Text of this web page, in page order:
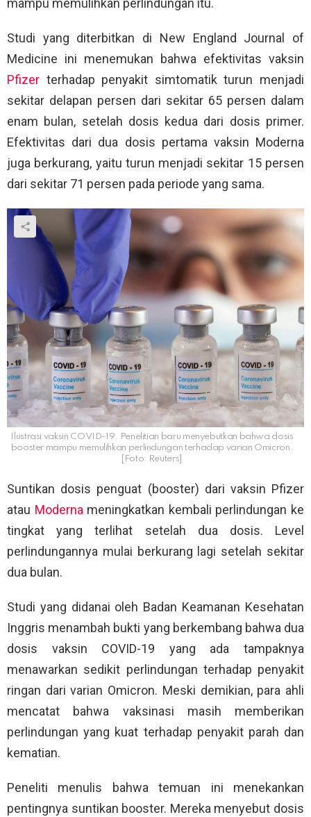
mampu memulihkan perlindungan itu.
Studi yang diterbitkan di New England Journal of
Medicine ini menemukan bahwa efektivitas vaksin
Pfizer terhadap penyakit simtomatik turun menjadi
sekitar delapan persen dari sekitar 65 persen dalam
enam bulan, setelah dosis kedua dari dosis primer.
Efektivitas dari dua dosis pertama vaksin Moderna
juga berkurang, yaitu turun menjadi sekitar 15 persen
dari sekitar 71 persen pada periode yang sama.
Ilustrasi vaksin COVID-19. Penelitian baru menyebutkan bahwa dosis
booster mampu memulihkan perlindungan terhadap varian Omicron.
[Foto: Reuters]
Suntikan dosis penguat (booster) dari vaksin Pfizer
atau Modernameningkatkan kembali perlindungan ke
tingkat yang terlihat setelah dua dosis. Level
perlindungannya mulai berkurang lagi setelah sekitar
dua bulan.
Studi yang didanai oleh Badan Keamanan Kesehatan
Inggris menambah bukti yang berkembang bahwa dua
dosis vaksin COVID-19 yang ada tampaknya
menawarkan sedikit perlindungan terhadap penyakit
ringan dari varian Omicron. Meski demikian, para ahli
mencatat bahwa vaksinasi masih memberikan
perlindungan yang kuat terhadap penyakit parah dan
kematian.
Peneliti menulis bahwa temuan ini menekankan
pentingnya suntikan booster. Mereka menyebut dosis